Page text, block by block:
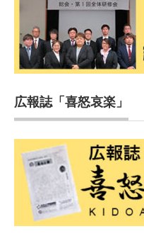
広報誌「喜怒哀楽」